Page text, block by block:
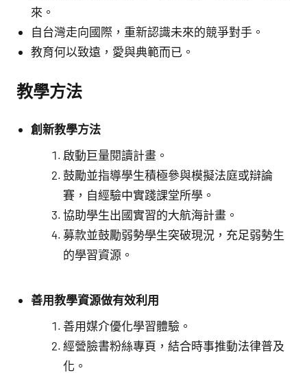
來。
自台灣走向國際，重新認識未來的競爭對手。
教育何以致遠，愛與典範而已。
教學方法
創新教學方法
啟動巨量閱讀計畫。
鼓勵並指導學生積極參與模擬法庭或辯論
賽，自經驗中實踐課堂所學。
協助學生出國實習的大航海計畫。
募款並鼓勵弱勢學生突破現況，充足弱勢生
的學習資源。
善用教學資源做有效利用
善用媒介優化學習體驗。
經營臉書粉絲專頁，結合時事推動法律普及
化。